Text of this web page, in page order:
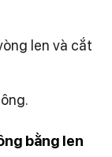
len và cắt
bằng len